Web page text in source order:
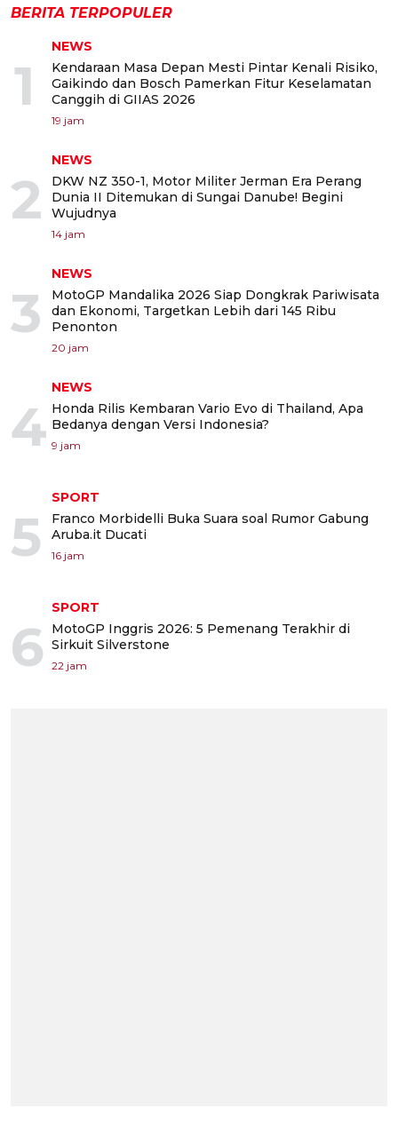
BERITA TERPOPULER
1
NEWS
Kendaraan Masa Depan Mesti Pintar Kenali Risiko,
Gaikindo dan Bosch Pamerkan Fitur Keselamatan
Canggih di GIIAS 2026
19 jam
2
NEWS
DKW NZ 350-1, Motor Militer Jerman Era Perang
Dunia II Ditemukan di Sungai Danube! Begini
Wujudnya
14 jam
3
NEWS
MotoGP Mandalika 2026 Siap Dongkrak Pariwisata
dan Ekonomi, Targetkan Lebih dari 145 Ribu
Penonton
20 jam
4
NEWS
Honda Rilis Kembaran Vario Evo di Thailand, Apa
Bedanya dengan Versi Indonesia?
9 jam
5
SPORT
Franco Morbidelli Buka Suara soal Rumor Gabung
Aruba.it Ducati
16 jam
6
SPORT
MotoGP Inggris 2026: 5 Pemenang Terakhir di
Sirkuit Silverstone
22 jam